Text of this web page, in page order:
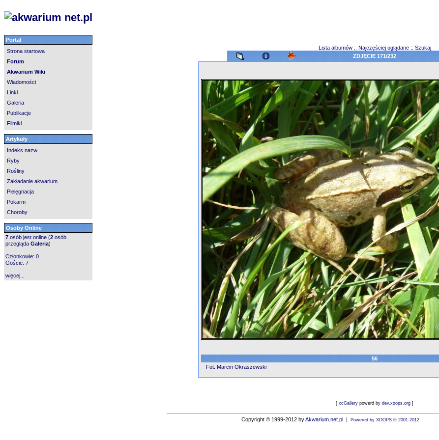
Portal
Strona startowa
Forum
Akwarium Wiki
Wiadomości
Linki
Galeria
Publikacje
Filmiki
Artykuły
Indeks nazw
Ryby
Rośliny
Zakładanie akwarium
Pielęgnacja
Pokarm
Choroby
Osoby Online
7 osób jest online (2 osób
przegląda Galeria)
Członkowie: 0
Goście: 7
więcej...
Lista albumów :: Najczęściej oglądane:: Szukaj
ZDJĘCIE 171/232
56
Fot. Marcin Okraszewski
[ xcGallery powerd by dev.xoops.org ]
Copyright © 1999-2012 byAkwarium.net.pl | Powered by XOOPS © 2001-2012